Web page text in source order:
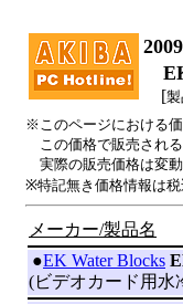
[製
※このページにおける
この価格で販売される
実際の販売価格は変
※特記無き価格情報は税
メーカー/製品名
●EK Water Blocks
(ビデオカード用水